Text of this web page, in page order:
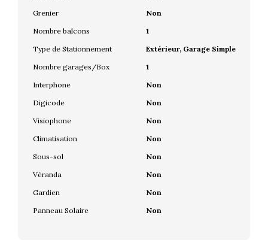
Grenier
Non
Nombre balcons
1
Type de Stationnement
Extérieur, Garage Simple
Nombre garages/Box
1
Interphone
Non
Digicode
Non
Visiophone
Non
Climatisation
Non
Sous-sol
Non
Véranda
Non
Gardien
Non
Panneau Solaire
Non